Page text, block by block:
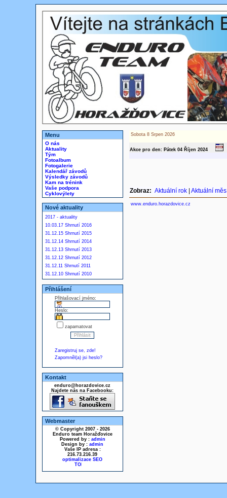
Menu
O nás
Aktuality
Tým
Fotoalbum
Fotogalerie
Kalendář závodů
Výsledky závodů
Kam na trénink
Vaše podpora
Cyklovýlety
Nové aktuality
2017 - aktuality
10.03.17 Shrnutí 2016
31.12.15 Shrnutí 2015
31.12.14 Shrnutí 2014
31.12.13 Shrnutí 2013
31.12.12 Shrnutí 2012
31.12.11 Shrnutí 2011
31.12.10 Shrnutí 2010
Přihlášení
Přihlašovací jméno:
Heslo:
zapamatovat
Zaregistruj se, zde!
Zapomněl(a) jsi heslo?
Kontakt
enduro@horazdovice.cz
Najdete nás na Facebooku:
Webmaster
© Copyright 2007 - 2026
Enduro team Horažďovice
Powered by : admin
Design by : admin
Vaše IP adresa :
216.73.216.39
optimalizace SEO
Sobota 8 Srpen 2026
Akce pro den: Pátek 04 Říjen 2024
Zobraz: Aktuální rok| Aktuální
www.enduro.horazdovice.cz